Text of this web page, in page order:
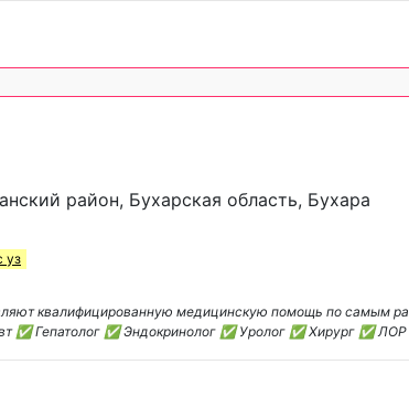
район, Бухарская область, Бухара
уз
квалифицированную медицинскую помощь по самым
✅ Гепатолог ✅ Эндокринолог ✅ Уролог ✅ Хирург ✅